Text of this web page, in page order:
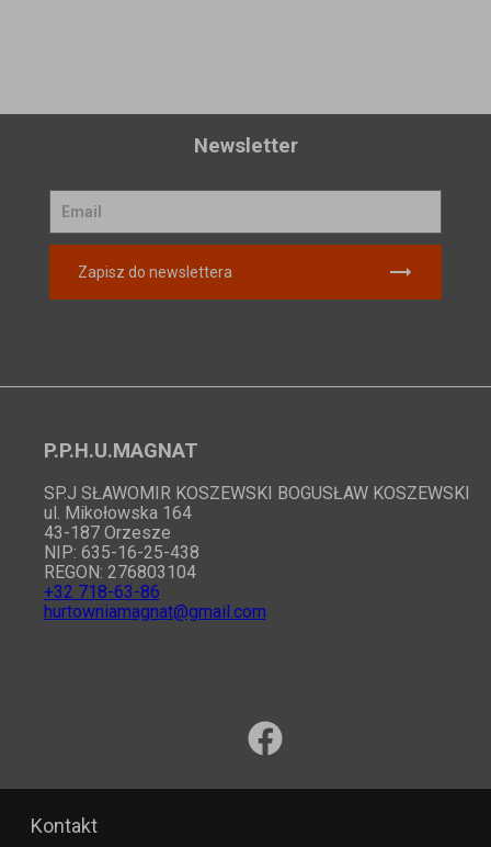
Newsletter
Zapisz do newslettera
P.P.H.U.MAGNAT
SP.J SŁAWOMIR KOSZEWSKI BOGUSŁAW KOSZEWSKI
ul. Mikołowska 164
43-187 Orzesze
NIP: 635-16-25-438
REGON: 276803104
+32 718-63-86
hurtowniamagnat@gmail.com
Kontakt